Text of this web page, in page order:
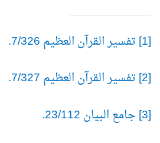
[1] تفسير القرآن العظيم 7/326.
[2] تفسير القرآن العظيم 7/327.
[3] جامع البيان 23/112.